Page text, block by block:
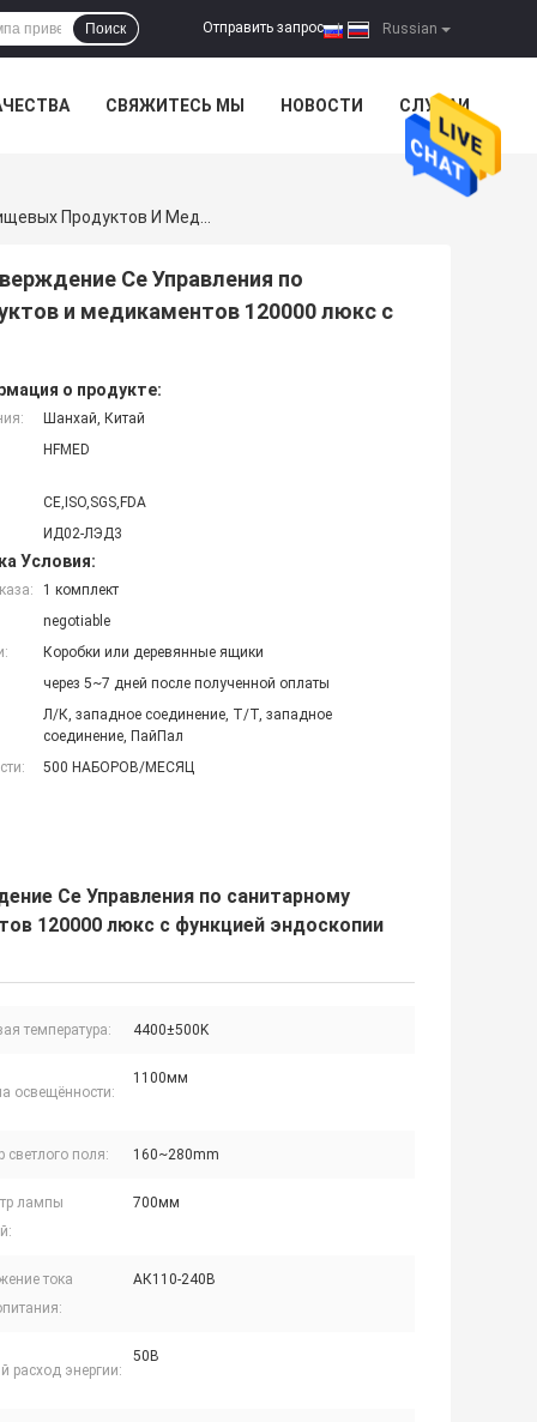
Russian
Отправить запрос |
Поиск
СВЯЖИТЕСЬ МЫ НОВОСТИ СЛУЧАИ
Се Управления по
и медикаментов 120000 люкс с
о продукте:
Шанхай, Китай
HFMED
CE,ISO,SGS,FDA
ИД02-ЛЭД3
Условия:
1 комплект
negotiable
Коробки или деревянные ящики
через 5~7 дней после полученной оплаты
Л/К, западное соединение, Т/Т, западное
соединение, ПайПал
500 НАБОРОВ/МЕСЯЦ
Се Управления по санитарному
120000 люкс с функцией эндоскопии
температура: 4400±500K
освещённости:
1100мм
светлого поля: 160~280mm
лампы
700мм
тока
АК110-240В
расход энергии:
50В